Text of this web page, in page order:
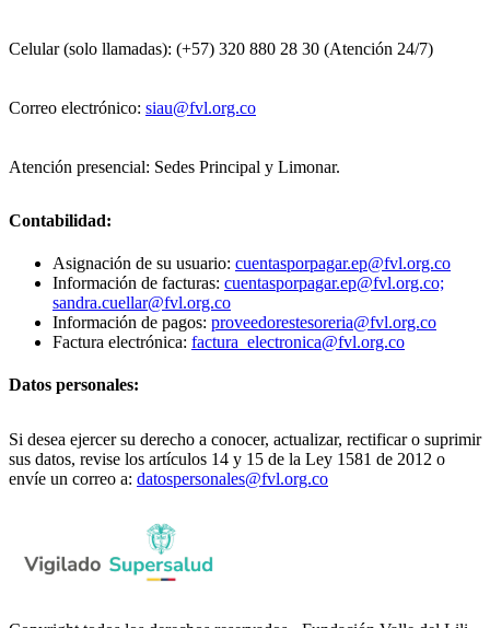
Celular (solo llamadas): (+57) 320 880 28 30 (Atención 24/7)
Correo electrónico: siau@fvl.org.co
Atención presencial: Sedes Principal y Limonar.
Contabilidad:
Asignación de su usuario: cuentasporpagar.ep@fvl.org.co
Información de facturas: cuentasporpagar.ep@fvl.org.co;
sandra.cuellar@fvl.org.co
Información de pagos: proveedorestesoreria@fvl.org.co
Factura electrónica: factura_electronica@fvl.org.co
Datos personales:
Si desea ejercer su derecho a conocer, actualizar, rectificar o suprimir
sus datos, revise los artículos 14 y 15 de la Ley 1581 de 2012 o
envíe un correo a: datospersonales@fvl.org.co